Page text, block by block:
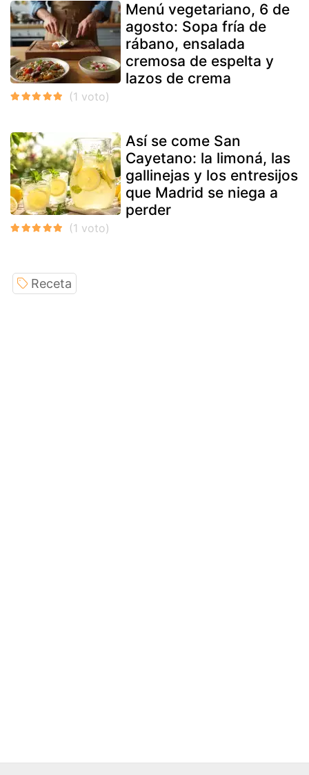
Menú vegetariano, 6 de
agosto: Sopa fría de
rábano, ensalada
cremosa de espelta y
lazos de crema
Así se come San
Cayetano: la limoná, las
gallinejas y los entresijos
que Madrid se niega a
perder
Receta